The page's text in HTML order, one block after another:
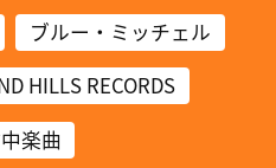
ブルー・ミッチェル
HILLS RECORDS
楽曲